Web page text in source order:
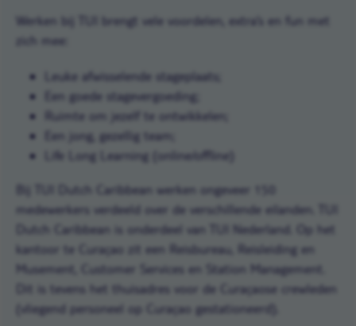
Werken bij TUI brengt vele voordelen, extra’s en fun met
zich mee:
Leuke afwisselende stageplaats;
Een goede stagevergoeding;
Ruimte om jezelf te ontwikkelen;
Een jong, gezellig team;
Life Long Learning (online/offline)
Bij TUI Dutch Caribbean werken ongeveer 150
medewerkers verdeeld over de verschillende eilanden. TUI
Dutch Caribbean is onderdeel van TUI Nederland. Op het
kantoor te Curaçao zit een Reisbureau, Reisleiding en
Musement, Customer Services en Station Management.
Dit is tevens het thuisadres voor de Curaçaose crewleden
(vliegend personeel op Curaçao gestationeerd).